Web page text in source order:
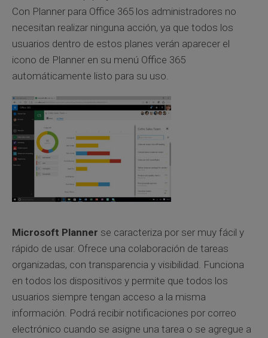
Con Planner para Office 365 los administradores no
necesitan realizar ninguna acción, ya que todos los
usuarios dentro de estos planes verán aparecer el
icono de Planner en su menú Office 365
automáticamente listo para su uso.
Microsoft Planner se caracteriza por ser muy fácil y
rápido de usar. Ofrece una colaboración de tareas
organizadas, con transparencia y visibilidad. Funciona
en todos los dispositivos y permite que todos los
usuarios siempre tengan acceso a la misma
información. Podrá recibir notificaciones por correo
electrónico cuando se asigne una tarea o se agregue a